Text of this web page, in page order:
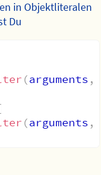
in Objektliteralen
Du
(arguments ,
(arguments ,